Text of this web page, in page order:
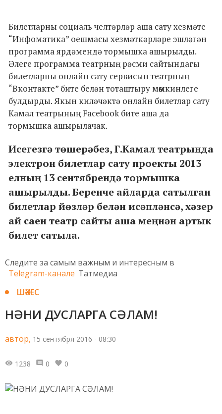
Билетларны социаль челтәрләр аша сату хезмәте
“Инфоматика” оешмасы хезмәткәрләре эшләгән
программа ярдәмендә тормышка ашырылды.
Әлеге программа театрның рәсми сайтындагы
билетларны онлайн сату сервисын театрның
“Вконтакте” бите белән тоташтыру мөмкинлеге
булдырды. Якын киләчәктә онлайн билетлар сату
Камал театрының Facebook бите аша да
тормышка ашырылачак.
Исегезгә төшерәбез, Г.Камал театрында
электрон билетлар сату проекты 2013
елның 13 сентябрендә тормышка
ашырылды. Беренче айларда сатылган
билетлар йөзләр белән исәпләнсә, хәзер
ай саен театр сайты аша меңнән артык
билет сатыла.
Следите за самым важным и интересным в
Telegram-канале Татмедиа
ШӘХЕС
НӘНИ ДУСЛАРГА СӘЛАМ!
автор, 15 сентября 2016 - 08:30
1238 0 0